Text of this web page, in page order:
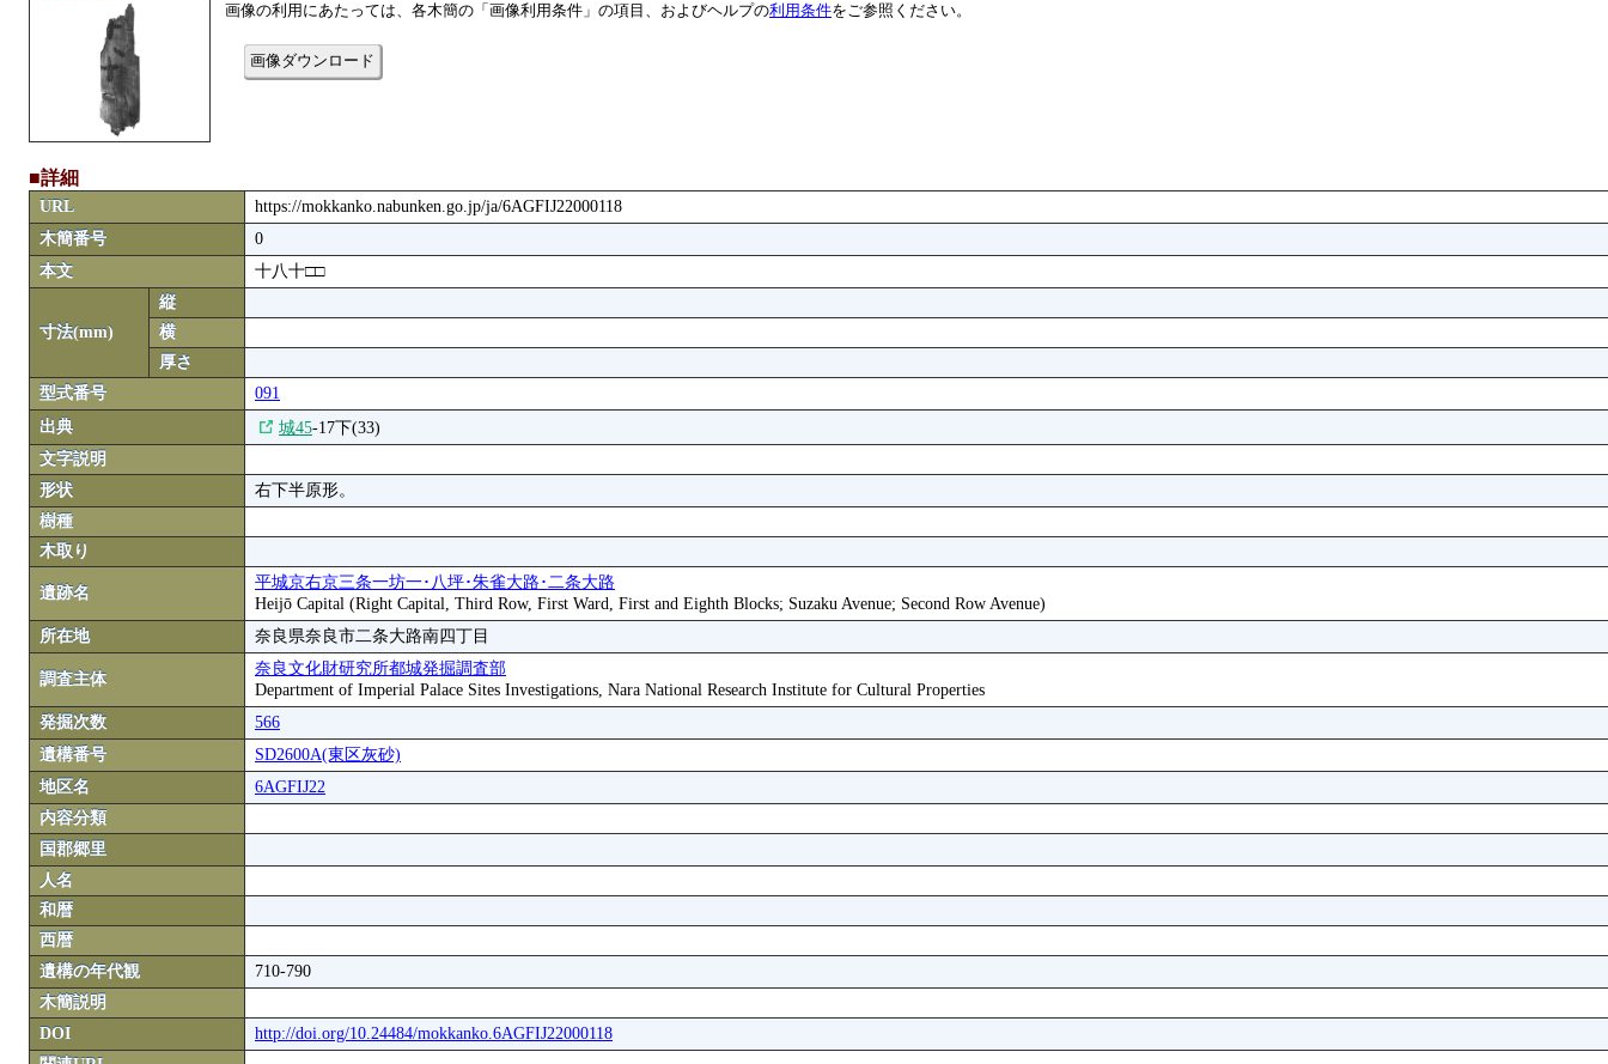
画像の利用にあたっては、各木簡の「画像利用条件」の項目、およびヘルプの利用条件をご参照ください。
画像ダウンロード
■詳細
URL
https://mokkanko.nabunken.go.jp/ja/6AGFIJ22000118
木簡番号
0
本文
十八十□□
寸法(mm)
縦
横
厚さ
型式番号
091
出典
城45-17下(33)
文字説明
形状
右下半原形。
樹種
木取り
遺跡名
平城京右京三条一坊一･八坪･朱雀大路･二条大路
Heijō Capital (Right Capital, Third Row, First Ward, First and Eighth Blocks; Suzaku Avenue; Second Row Avenue)
所在地
奈良県奈良市二条大路南四丁目
調査主体
奈良文化財研究所都城発掘調査部
Department of Imperial Palace Sites Investigations, Nara National Research Institute for Cultural Properties
発掘次数
566
遺構番号
SD2600A(東区灰砂)
地区名
6AGFIJ22
内容分類
国郡郷里
人名
和暦
西暦
遺構の年代観
710-790
木簡説明
DOI
http://doi.org/10.24484/mokkanko.6AGFIJ22000118